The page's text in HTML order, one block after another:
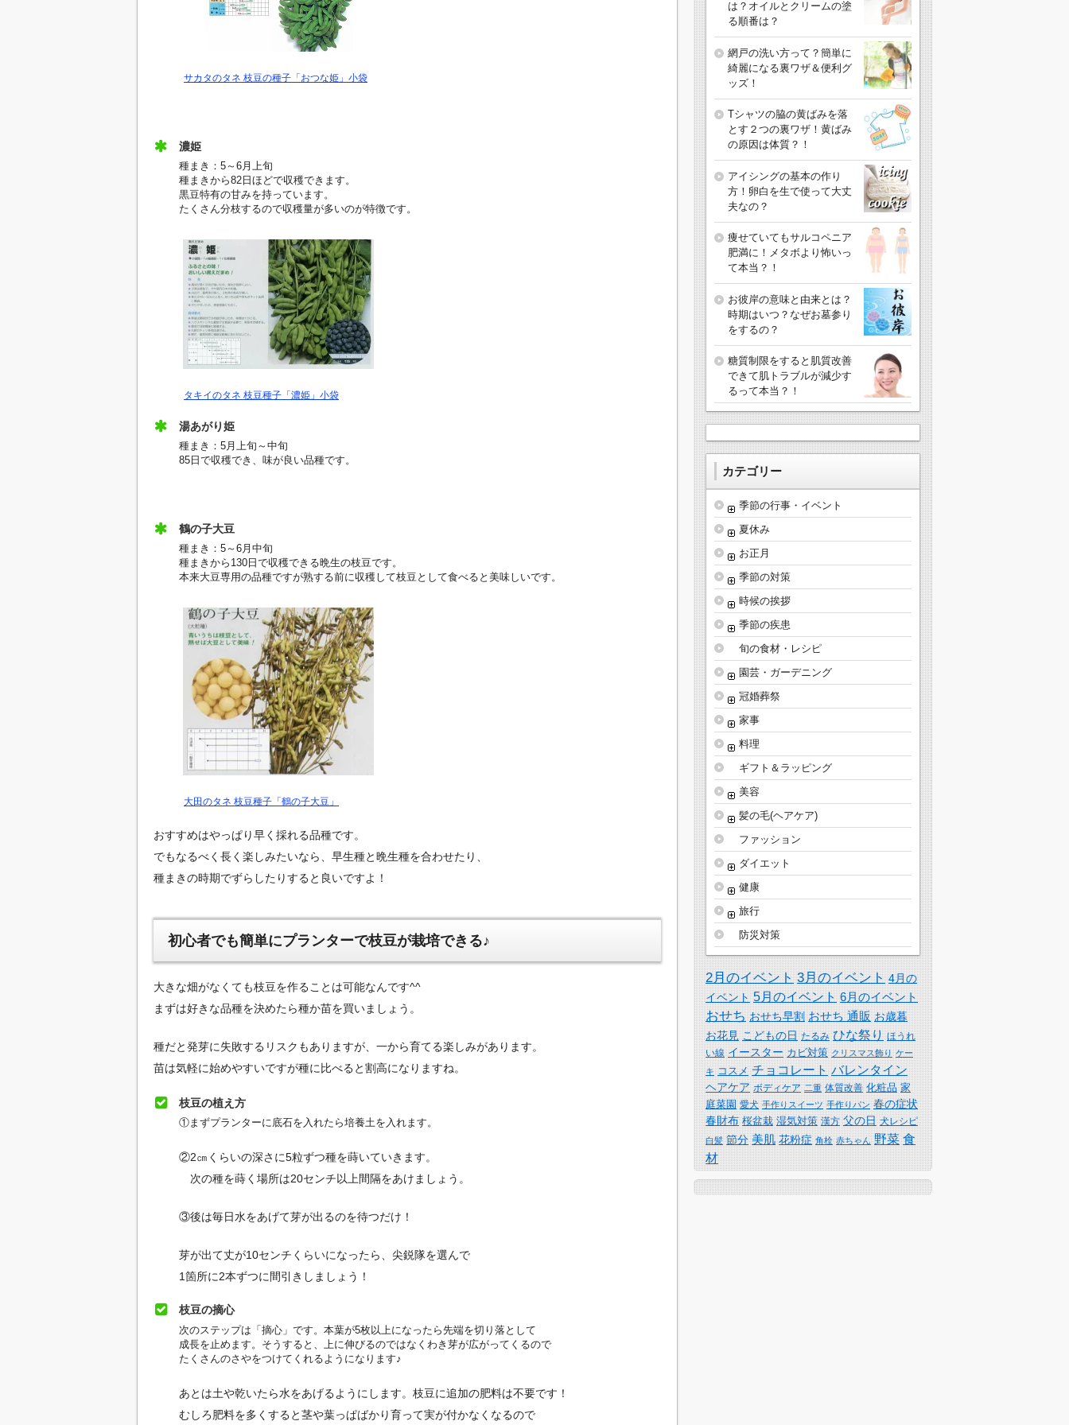
サカタのタネ 枝豆の種子「おつな姫」小袋
濃姫
種まき：5～6月上旬
種まきから82日ほどで収穫できます。
黒豆特有の甘みを持っています。
たくさん分枝するので収穫量が多いのが特徴です。
タキイのタネ 枝豆種子「濃姫」小袋
湯あがり姫
種まき：5月上旬～中旬
85日で収穫でき、味が良い品種です。
鶴の子大豆
種まき：5～6月中旬
種まきから130日で収穫できる晩生の枝豆です。
本来大豆専用の品種ですが熟する前に収穫して枝豆として食べると美味しいです。
大田のタネ 枝豆種子「鶴の子大豆」
おすすめはやっぱり早く採れる品種です。
でもなるべく長く楽しみたいなら、早生種と晩生種を合わせたり、
種まきの時期でずらしたりすると良いですよ！
初心者でも簡単にプランターで枝豆が栽培できる♪
大きな畑がなくても枝豆を作ることは可能なんです^^
まずは好きな品種を決めたら種か苗を買いましょう。
種だと発芽に失敗するリスクもありますが、一から育てる楽しみがあります。
苗は気軽に始めやすいですが種に比べると割高になりますね。
枝豆の植え方
①まずプランターに底石を入れたら培養土を入れます。
②2㎝くらいの深さに5粒ずつ種を蒔いていきます。
次の種を蒔く場所は20センチ以上間隔をあけましょう。
③後は毎日水をあげて芽が出るのを待つだけ！
芽が出て丈が10センチくらいになったら、尖鋭隊を選んで
1箇所に2本ずつに間引きしましょう！
枝豆の摘心
次のステップは「摘心」です。本葉が5枚以上になったら先端を切り落として
成長を止めます。そうすると、上に伸びるのではなくわき芽が広がってくるので
たくさんのさやをつけてくれるようになります♪
あとは土や乾いたら水をあげるようにします。枝豆に追加の肥料は不要です！
むしろ肥料を多くすると茎や葉っぱばかり育って実が付かなくなるので
は？オイルとクリームの塗
る順番は？
網戸の洗い方って？簡単に
綺麗になる裏ワザ＆便利グ
ッズ！
Tシャツの脇の黄ばみを落
とす２つの裏ワザ！黄ばみ
の原因は体質？！
アイシングの基本の作り
方！卵白を生で使って大丈
夫なの？
痩せていてもサルコペニア
肥満に！メタボより怖いっ
て本当？！
お彼岸の意味と由来とは？
時期はいつ？なぜお墓参り
をするの？
糖質制限をすると肌質改善
できて肌トラブルが減少す
るって本当？！
カテゴリー
季節の行事・イベント
夏休み
お正月
季節の対策
時候の挨拶
季節の疾患
旬の食材・レシピ
園芸・ガーデニング
冠婚葬祭
家事
料理
ギフト＆ラッピング
美容
髪の毛(ヘアケア)
ファッション
ダイエット
健康
旅行
防災対策
2月のイベント 3月のイベント 4月の
イベント 5月のイベント 6月のイベント
おせち おせち早割 おせち 通販 お歳暮
お花見 こどもの日 たるみ ひな祭り ほうれ
い線 イースター カビ対策 クリスマス飾り ケー
キ コスメ チョコレート バレンタイン
ヘアケア ボディケア 二重 体質改善 化粧品 家
庭菜園 愛犬 手作りスイーツ 手作りパン 春の症状
春財布 桜盆栽 湿気対策 漢方 父の日 犬レシピ
白髪 節分 美肌 花粉症 角栓 赤ちゃん 野菜 食
材